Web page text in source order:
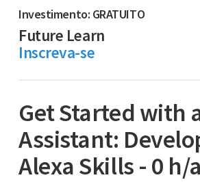
Investimento: GRATUITO
Future Learn
Inscreva-se
Get Started with
Assistant:
Alexa Skills - 0 h/a